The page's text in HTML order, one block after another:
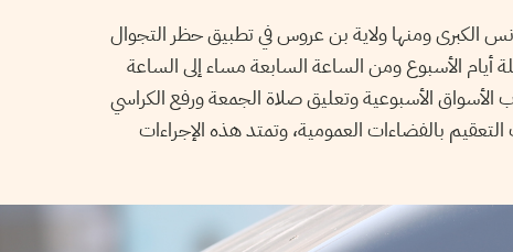
تونس الكبرى ومنها ولاية بن عروس في تطبيق حظر التجوال
أيام الأسبوع ومن الساعة السابعة مساء إلى الساعة
الأسبوعية وتعليق صلاة الجمعة ورفع الكراسي
بالفضاءات العمومية، وتمتد هذه الإجراءات